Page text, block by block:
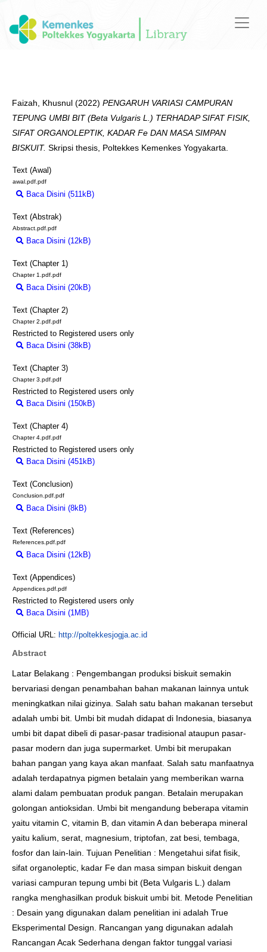
Faizah, Khusnul (2022) PENGARUH VARIASI CAMPURAN
TEPUNG UMBI BIT (Beta Vulgaris L.) TERHADAP SIFAT FISIK,
SIFAT ORGANOLEPTIK, KADAR Fe DAN MASA SIMPAN
BISKUIT. Skripsi thesis, Poltekkes Kemenkes Yogyakarta.
Text (Awal)
awal.pdf.pdf
Baca Disini (511kB)
Text (Abstrak)
Abstract.pdf.pdf
Baca Disini (12kB)
Text (Chapter 1)
Chapter 1.pdf.pdf
Baca Disini (20kB)
Text (Chapter 2)
Chapter 2.pdf.pdf
Restricted to Registered users only
Baca Disini (38kB)
Text (Chapter 3)
Chapter 3.pdf.pdf
Restricted to Registered users only
Baca Disini (150kB)
Text (Chapter 4)
Chapter 4.pdf.pdf
Restricted to Registered users only
Baca Disini (451kB)
Text (Conclusion)
Conclusion.pdf.pdf
Baca Disini (8kB)
Text (References)
References.pdf.pdf
Baca Disini (12kB)
Text (Appendices)
Appendices.pdf.pdf
Restricted to Registered users only
Baca Disini (1MB)
Official URL: http://poltekkesjogja.ac.id
Abstract
Latar Belakang : Pengembangan produksi biskuit semakin
bervariasi dengan penambahan bahan makanan lainnya untuk
meningkatkan nilai gizinya. Salah satu bahan makanan tersebut
adalah umbi bit. Umbi bit mudah didapat di Indonesia, biasanya
umbi bit dapat dibeli di pasar-pasar tradisional ataupun pasar-
pasar modern dan juga supermarket. Umbi bit merupakan
bahan pangan yang kaya akan manfaat. Salah satu manfaatnya
adalah terdapatnya pigmen betalain yang memberikan warna
alami dalam pembuatan produk pangan. Betalain merupakan
golongan antioksidan. Umbi bit mengandung beberapa vitamin
yaitu vitamin C, vitamin B, dan vitamin A dan beberapa mineral
yaitu kalium, serat, magnesium, triptofan, zat besi, tembaga,
fosfor dan lain-lain. Tujuan Penelitian : Mengetahui sifat fisik,
sifat organoleptic, kadar Fe dan masa simpan biskuit dengan
variasi campuran tepung umbi bit (Beta Vulgaris L.) dalam
rangka menghasilkan produk biskuit umbi bit. Metode Penelitian
: Desain yang digunakan dalam penelitian ini adalah True
Eksperimental Design. Rancangan yang digunakan adalah
Rancangan Acak Sederhana dengan faktor tunggal variasi